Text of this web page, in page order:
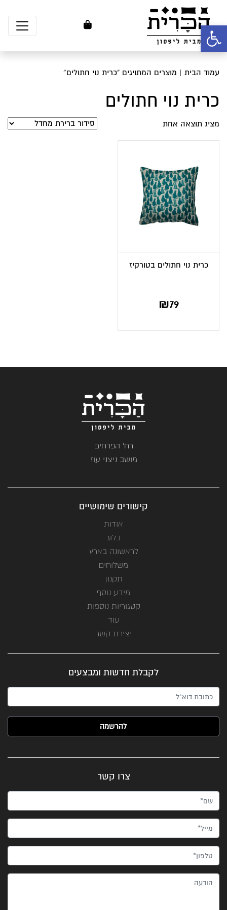
פתח סרגל נגישות
עמוד הבית | מוצרים המתויגים “כרית נוי חתולים”
כרית נוי חתולים
מציג תוצאה אחת
כרית נוי חתולים בטורקיז
₪79
רח' הפרחים
מושב ניצני עוז
קישורים שימושיים
אודות
בלוג
לראשונה בארץ
משלוחים
תקנון
מידע נוסף
קטגוריות נוספות
עוד
יצירת קשר
לקבלת חדשות ומבצעים
האימייל שלך (חובה)
צרו קשר